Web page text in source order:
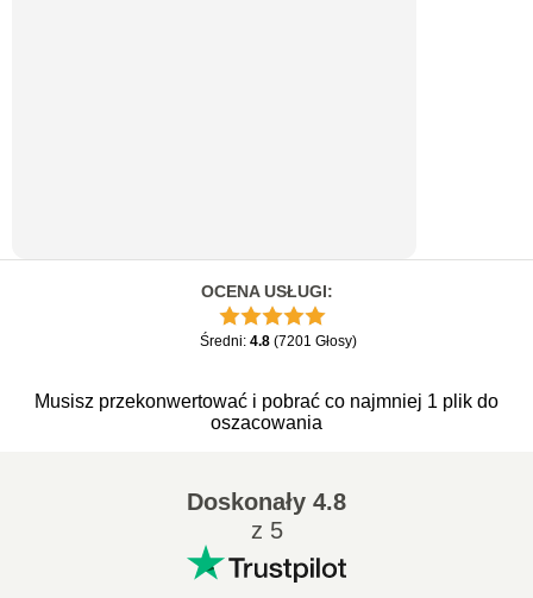
OCENA USŁUGI:
Średni: 4.8 (7201 Głosy)
Musisz przekonwertować i pobrać co najmniej 1 plik do
oszacowania
Doskonały 4.8
z 5